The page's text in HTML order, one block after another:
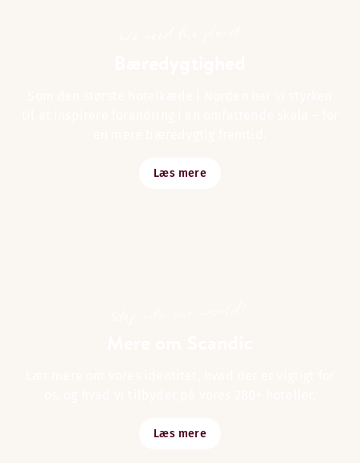
Læs mere
Læs mere